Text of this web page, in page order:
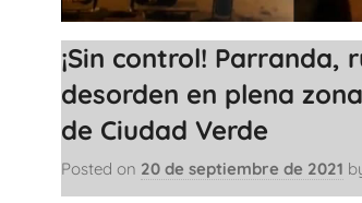
¡Sin control! Parranda,
desorden en plena
de Ciudad Verde
Posted on 20 de septiembre de 2021